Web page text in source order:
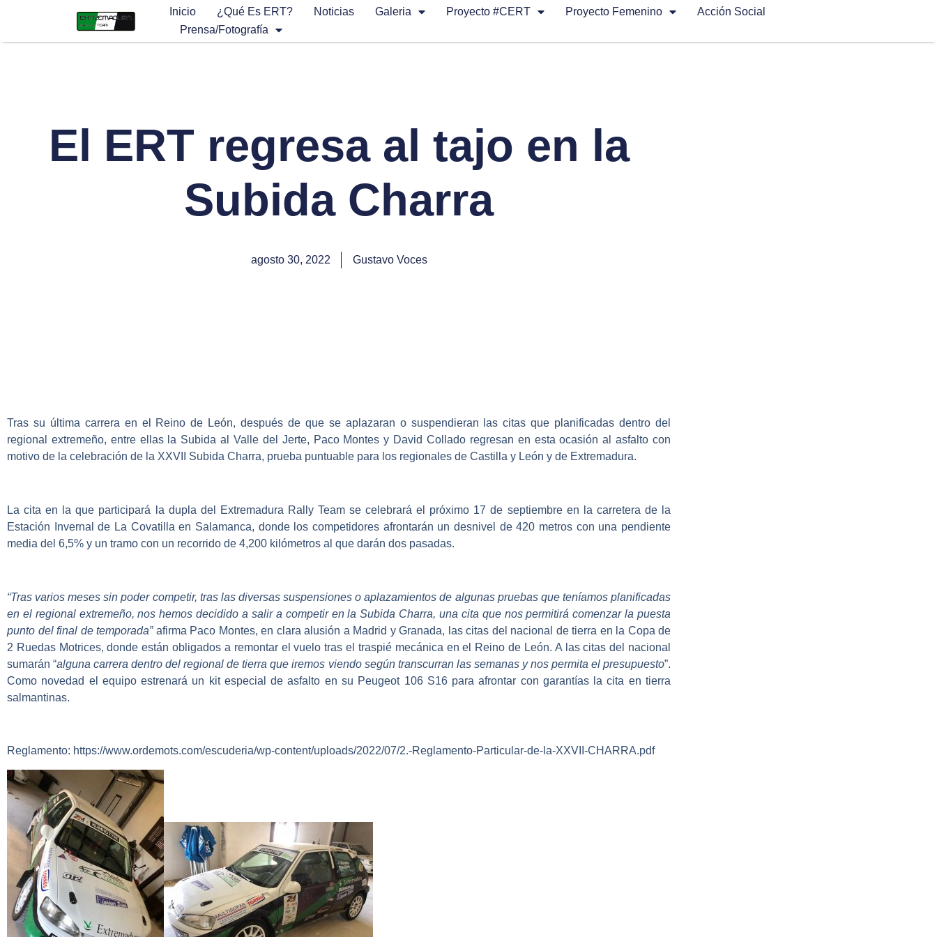
Inicio ¿Qué Es ERT? Noticias Galeria Proyecto #CERT Proyecto Femenino
Acción Social
Prensa/Fotografía
El ERT regresa al tajo en la
Subida Charra
agosto 30, 2022 Gustavo Voces
Tras su última carrera en el Reino de León, después de que se aplazaran o suspendieran las citas que planificadas dentro del
regional extremeño, entre ellas la Subida al Valle del Jerte, Paco Montes y David Collado regresan en esta ocasión al asfalto con
motivo de la celebración de la XXVII Subida Charra, prueba puntuable para los regionales de Castilla y León y de Extremadura.
La cita en la que participará la dupla del Extremadura Rally Team se celebrará el próximo 17 de septiembre en la carretera de la
Estación Invernal de La Covatilla en Salamanca, donde los competidores afrontarán un desnivel de 420 metros con una pendiente
media del 6,5% y un tramo con un recorrido de 4,200 kilómetros al que darán dos pasadas.
“Tras varios meses sin poder competir, tras las diversas suspensiones o aplazamientos de algunas pruebas que teníamos planificadas
en el regional extremeño, nos hemos decidido a salir a competir en la Subida Charra, una cita que nos permitirá comenzar la puesta
punto del final de temporada” afirma Paco Montes, en clara alusión a Madrid y Granada, las citas del nacional de tierra en la Copa de
2 Ruedas Motrices, donde están obligados a remontar el vuelo tras el traspié mecánica en el Reino de León. A las citas del nacional
sumarán “alguna carrera dentro del regional de tierra que iremos viendo según transcurran las semanas y nos permita el presupuesto”.
Como novedad el equipo estrenará un kit especial de asfalto en su Peugeot 106 S16 para afrontar con garantías la cita en tierra
salmantinas.
Reglamento: https://www.ordemots.com/escuderia/wp-content/uploads/2022/07/2.-Reglamento-Particular-de-la-XXVII-CHARRA.pdf